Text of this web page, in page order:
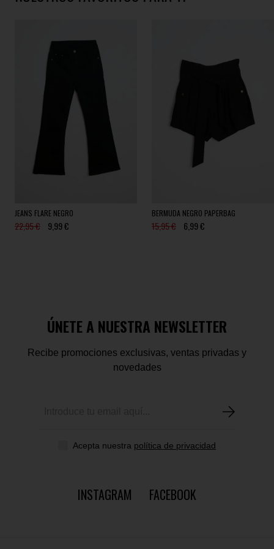
JEANS FLARE NEGRO
22,95 € 9,99 €
BERMUDA NEGRO PAPERBAG
15,95 € 6,99 €
ÚNETE A NUESTRA NEWSLETTER
Recibe promociones exclusivas, ventas privadas y
novedades
Acepta nuestra política de privacidad
INSTAGRAM FACEBOOK